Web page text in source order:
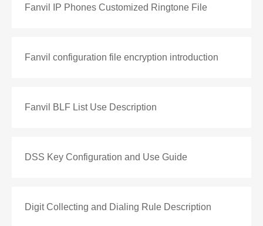
Fanvil IP Phones Customized Ringtone File
Fanvil configuration file encryption introduction
Fanvil BLF List Use Description
DSS Key Configuration and Use Guide
Digit Collecting and Dialing Rule Description